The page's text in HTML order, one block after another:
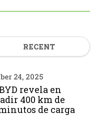
RECENT
24, 2025
revela en
400 km de
de carga